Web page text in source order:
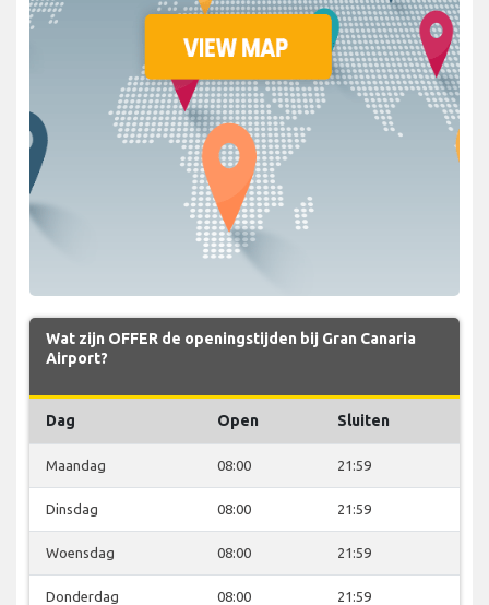
Wat zijn OFFER de openingstijden bij Gran Canaria
Airport?
Dag Open Sluiten
Maandag 08:00 21:59
Dinsdag 08:00 21:59
Woensdag 08:00 21:59
Donderdag 08:00 21:59